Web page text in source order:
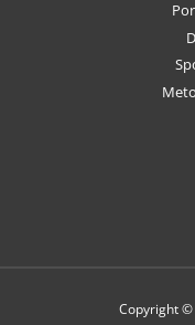
Copyright ©